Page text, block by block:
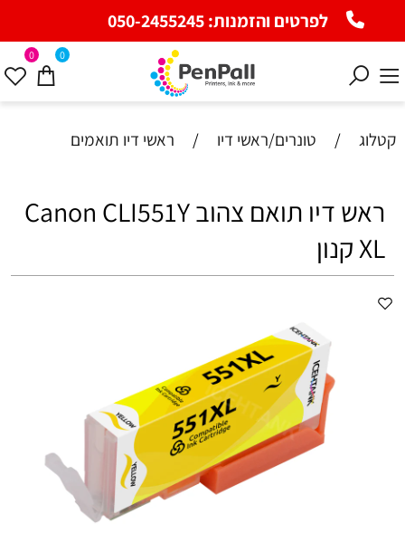
לפרטים והזמנות:050-2455245
0 0
קטלוג / טונרים/ראשי דיו / ראשי דיו תואמים
‏ראש דיו תואם ‏צהוב Canon CLI551Y
XL קנון